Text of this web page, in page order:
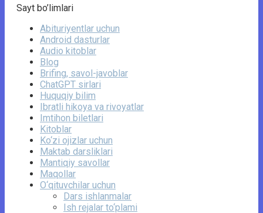
Sayt bo’limlari
Abituriyentlar uchun
Android dasturlar
Audio kitoblar
Blog
Brifing, savol-javoblar
ChatGPT sirlari
Huquqiy bilim
Ibratli hikoya va rivoyatlar
Imtihon biletlari
Kitoblar
Ko‘zi ojizlar uchun
Maktab darsliklari
Mantiqiy savollar
Maqollar
O‘qituvchilar uchun
Dars ishlanmalar
Ish rejalar to‘plami